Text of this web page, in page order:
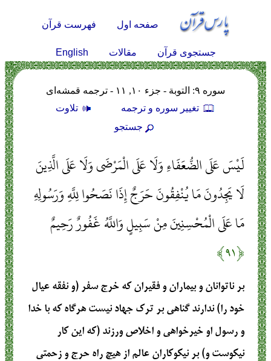
صفحه اول فهرست قرآن
جستجوی قرآن مقالات English
سوره ۹: التوبة - جزء ۱۰, ۱۱ - ترجمه قمشه‌ای
تغيير سوره و ترجمه
تلاوت
جستجو
لَيْسَ عَلَى الضُّعَفَاءِ وَلَا عَلَى الْمَرْضَى وَلَا عَلَى الَّذِينَ
لَا يَجِدُونَ مَا يُنْفِقُونَ حَرَجٌ إِذَا نَصَحُوا لِلَّهِ وَرَسُولِهِ
مَا عَلَى الْمُحْسِنِينَ مِنْ سَبِيلٍ وَاللَّهُ غَفُورٌ رَحِيمٌ
﴿۹۱﴾
بر ناتوانان و بیماران و فقیران که خرج سفر (و نفقه عیال
خود را) ندارند گناهی بر ترک جهاد نیست هرگاه که با خدا
و رسول او خیرخواهی و اخلاص ورزند (که این کار
نیکوست و) بر نیکوکاران عالم از هیچ راه حرج و زحمتی